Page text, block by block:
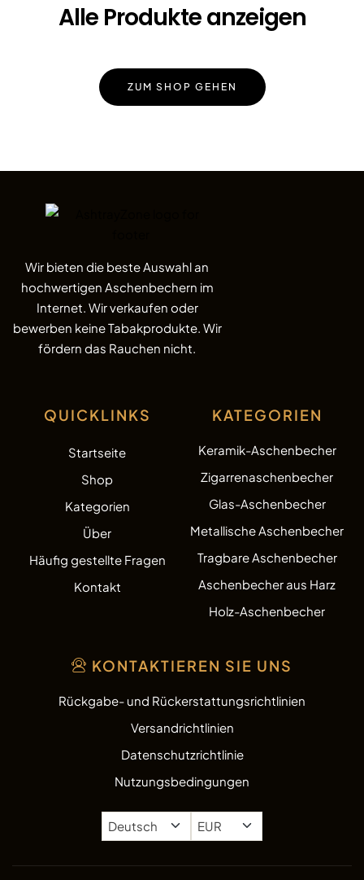
Alle Produkte anzeigen
ZUM SHOP GEHEN
QUICKLINKS
Startseite
Shop
Kategorien
Über
Häufig gestellte Fragen
Kontakt
KATEGORIEN
Keramik-Aschenbecher
Zigarrenaschenbecher
Glas-Aschenbecher
Metallische Aschenbecher
Tragbare Aschenbecher
Aschenbecher aus Harz
Holz-Aschenbecher
Wir bieten die beste Auswahl an
hochwertigen Aschenbechern im
Internet. Wir verkaufen oder
bewerben keine Tabakprodukte. Wir
fördern das Rauchen nicht.
KONTAKTIEREN SIE UNS
Rückgabe- und Rückerstattungsrichtlinien
Versandrichtlinien
Datenschutzrichtlinie
Nutzungsbedingungen